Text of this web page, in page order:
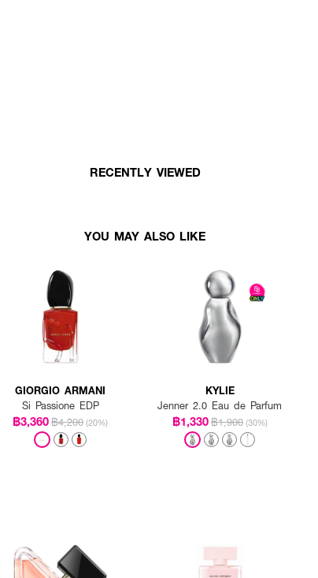
RECENTLY VIEWED
YOU MAY ALSO LIKE
GIORGIO ARMANI
Si Passione EDP
฿3,360฿4,200 (20%)
KYLIE
Jenner 2.0 Eau de Parfum
฿1,330฿1,900 (30%)